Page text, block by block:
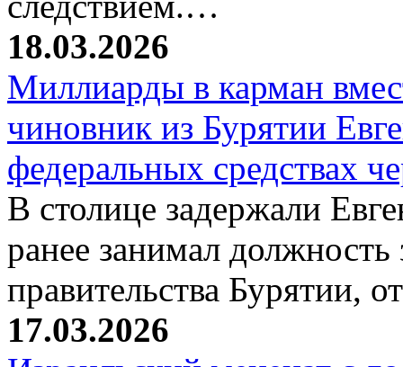
18.03.2026
Миллиарды в карман
чиновник из Бурятии
федеральных средствах
В столице задержали
ранее занимал должность
правительства Бурятии,
17.03.2026